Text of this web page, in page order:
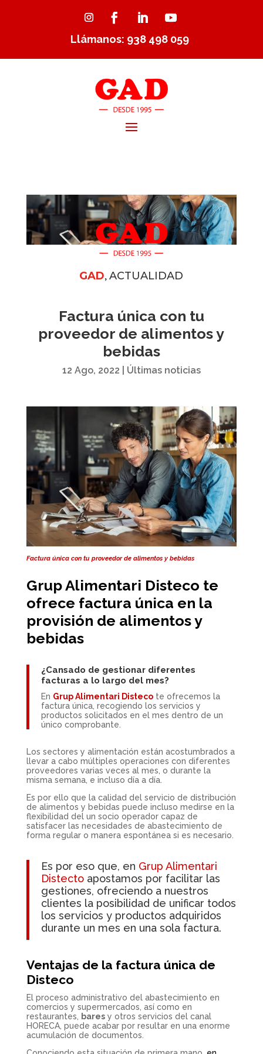
Llámanos: 938 498 059
GAD,ACTUALIDAD
Factura única con tu
proveedor de alimentos y
bebidas
12 Ago, 2022 Últimas noticias
Factura única con tu proveedor de alimentos y bebidas
Grup Alimentari Disteco te
ofrece factura única en la
provisión de alimentos y
bebidas
¿Cansado de gestionar diferentes
facturas a lo largo del mes?
En Grup Alimentari Distecote ofrecemos la
factura única, recogiendo los servicios y
productos solicitados en el mes dentro de un
único comprobante.
Los sectores y alimentación están acostumbrados a
llevar a cabo múltiples operaciones con diferentes
proveedores varias veces al mes, o durante la
misma semana, e incluso día a día.
Es por ello que la calidad del servicio de distribución
de alimentos y bebidas puede incluso medirse en la
flexibilidad del un socio operador capaz de
satisfacer las necesidades de abastecimiento de
forma regular o manera espontánea si es necesario.
Es por eso que, en Grup Alimentari
Distectoapostamos por facilitar las
gestiones, ofreciendo a nuestros
clientes la posibilidad de unificar todos
los servicios y productos adquiridos
durante un mes en una sola factura.
Ventajas de la factura única de
Disteco
El proceso administrativo del abastecimiento en
comercios y supermercados, así como en
restaurantes,
baresy otros servicios del canal
HORECA, puede acabar por resultar en una enorme
acumulación de documentos.